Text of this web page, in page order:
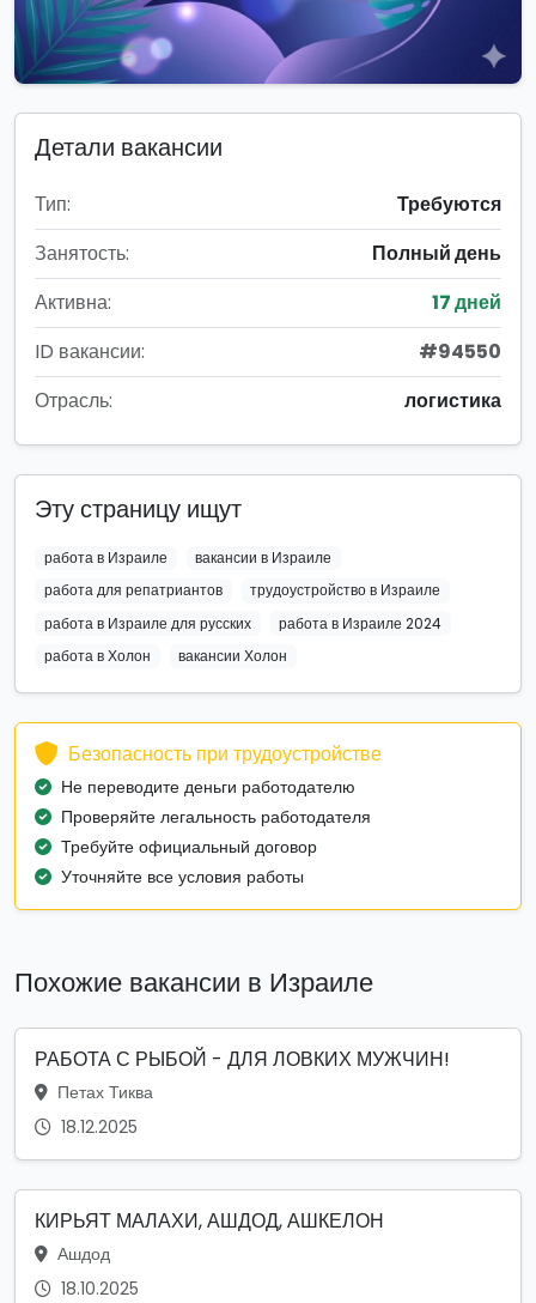
Детали вакансии
Тип:
Требуются
Занятость:
Полный день
Активна:
17 дней
ID вакансии:
#94550
Отрасль:
логистика
Эту страницу ищут
работа в Израиле
вакансии в Израиле
работа для репатриантов
трудоустройство в Израиле
работа в Израиле для русских
работа в Израиле 2024
работа в Холон
вакансии Холон
Безопасность при трудоустройстве
Не переводите деньги работодателю
Проверяйте легальность работодателя
Требуйте официальный договор
Уточняйте все условия работы
Похожие вакансии в Израиле
РАБОТА С РЫБОЙ - ДЛЯ ЛОВКИХ МУЖЧИН!
Петах Тиква
18.12.2025
КИРЬЯТ МАЛАХИ, АШДОД, АШКЕЛОН
Ашдод
18.10.2025